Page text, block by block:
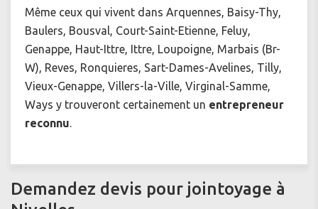
Même ceux qui vivent dans Arquennes, Baisy-Thy,
Baulers, Bousval, Court-Saint-Etienne, Feluy,
Genappe, Haut-Ittre, Ittre, Loupoigne, Marbais (Br-
W), Reves, Ronquieres, Sart-Dames-Avelines, Tilly,
Vieux-Genappe, Villers-la-Ville, Virginal-Samme,
Ways y trouveront certainement un entrepreneur
reconnu.
Demandez devis pour jointoyage à